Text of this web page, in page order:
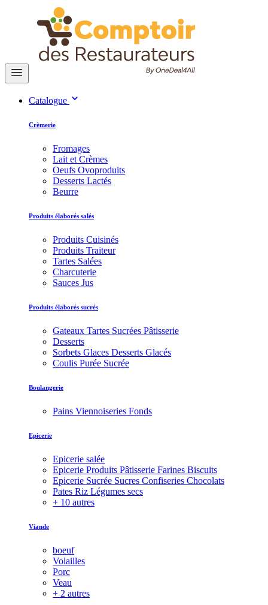
Catalogue
Crèmerie
Fromages
Lait et Crèmes
Oeufs Ovoproduits
Desserts Lactés
Beurre
Produits élaborés salés
Produits Cuisinés
Produits Traiteur
Tartes Salées
Charcuterie
Sauces Jus
Produits élaborés sucrés
Gateaux Tartes Sucrées Pâtisserie
Desserts
Sorbets Glaces Desserts Glacés
Coulis Purée Sucrée
Boulangerie
Pains Viennoiseries Fonds
Epicerie
Epicerie salée
Epicerie Produits Pâtisserie Farines Biscuits
Epicerie Sucrée Sucres Confiseries Chocolats
Pates Riz Légumes secs
+ 10 autres
Viande
boeuf
Volailles
Porc
Veau
+ 2 autres